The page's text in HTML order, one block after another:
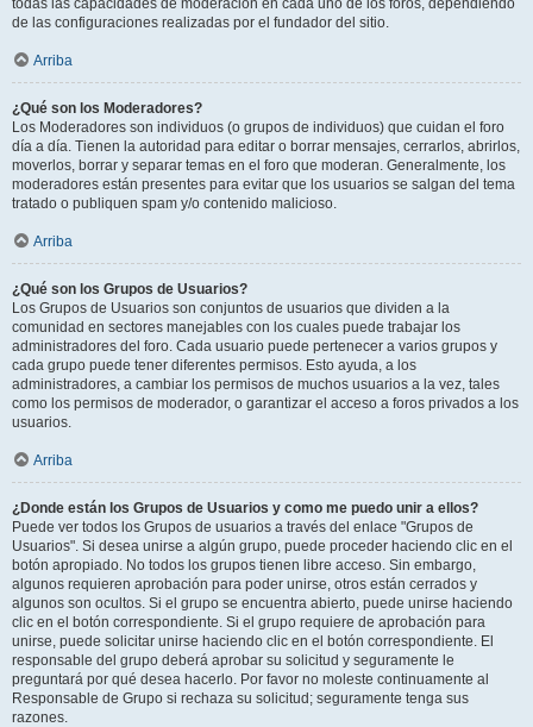
todas las capacidades de moderación en cada uno de los foros, dependiendo
de las configuraciones realizadas por el fundador del sitio.
Arriba
¿Qué son los Moderadores?
Los Moderadores son individuos (o grupos de individuos) que cuidan el foro
día a día. Tienen la autoridad para editar o borrar mensajes, cerrarlos, abrirlos,
moverlos, borrar y separar temas en el foro que moderan. Generalmente, los
moderadores están presentes para evitar que los usuarios se salgan del tema
tratado o publiquen spam y/o contenido malicioso.
Arriba
¿Qué son los Grupos de Usuarios?
Los Grupos de Usuarios son conjuntos de usuarios que dividen a la
comunidad en sectores manejables con los cuales puede trabajar los
administradores del foro. Cada usuario puede pertenecer a varios grupos y
cada grupo puede tener diferentes permisos. Esto ayuda, a los
administradores, a cambiar los permisos de muchos usuarios a la vez, tales
como los permisos de moderador, o garantizar el acceso a foros privados a los
usuarios.
Arriba
¿Donde están los Grupos de Usuarios y como me puedo unir a ellos?
Puede ver todos los Grupos de usuarios a través del enlace "Grupos de
Usuarios". Si desea unirse a algún grupo, puede proceder haciendo clic en el
botón apropiado. No todos los grupos tienen libre acceso. Sin embargo,
algunos requieren aprobación para poder unirse, otros están cerrados y
algunos son ocultos. Si el grupo se encuentra abierto, puede unirse haciendo
clic en el botón correspondiente. Si el grupo requiere de aprobación para
unirse, puede solicitar unirse haciendo clic en el botón correspondiente. El
responsable del grupo deberá aprobar su solicitud y seguramente le
preguntará por qué desea hacerlo. Por favor no moleste continuamente al
Responsable de Grupo si rechaza su solicitud; seguramente tenga sus
razones.